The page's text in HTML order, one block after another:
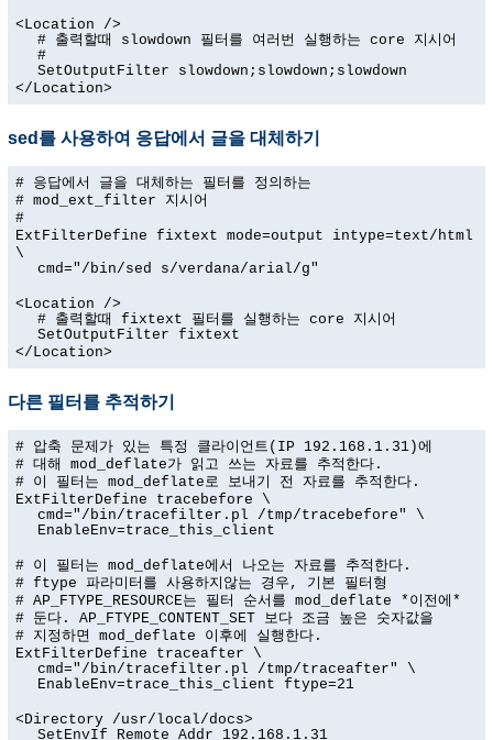
<Location />
# 출력할때 slowdown 필터를 여러번 실행하는 core 지시어
#
SetOutputFilter slowdown;slowdown;slowdown
</Location>
sed를 사용하여 응답에서 글을 대체하기
# 응답에서 글을 대체하는 필터를 정의하는
# mod_ext_filter 지시어
#
ExtFilterDefine fixtext mode=output intype=text/html
\
cmd="/bin/sed s/verdana/arial/g"
<Location />
# 출력할때 fixtext 필터를 실행하는 core 지시어
SetOutputFilter fixtext
</Location>
다른 필터를 추적하기
# 압축 문제가 있는 특정 클라이언트(IP 192.168.1.31)에
# 대해 mod_deflate가 읽고 쓰는 자료를 추적한다.
# 이 필터는 mod_deflate로 보내기 전 자료를 추적한다.
ExtFilterDefine tracebefore \
cmd="/bin/tracefilter.pl /tmp/tracebefore" \
EnableEnv=trace_this_client
# 이 필터는 mod_deflate에서 나오는 자료를 추적한다.
# ftype 파라미터를 사용하지않는 경우, 기본 필터형
# AP_FTYPE_RESOURCE는 필터 순서를 mod_deflate *이전에*
# 둔다. AP_FTYPE_CONTENT_SET 보다 조금 높은 숫자값을
# 지정하면 mod_deflate 이후에 실행한다.
ExtFilterDefine traceafter \
cmd="/bin/tracefilter.pl /tmp/traceafter" \
EnableEnv=trace_this_client ftype=21
<Directory /usr/local/docs>
SetEnvIf Remote_Addr 192.168.1.31